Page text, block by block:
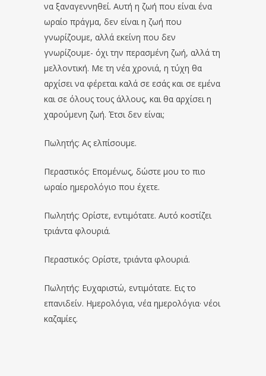
να ξαναγεννηθεί. Αυτή η ζωή που είναι ένα
ωραίο πράγμα, δεν είναι η ζωή που
γνωρίζουμε, αλλά εκείνη που δεν
γνωρίζουμε- όχι την περασμένη ζωή, αλλά τη
μελλοντική. Με τη νέα χρονιά, η τύχη θα
αρχίσει να φέρεται καλά σε εσάς και σε εμένα
και σε όλους τους άλλους, και θα αρχίσει η
χαρούμενη ζωή. Έτσι δεν είναι;
Πωλητής: Ας ελπίσουμε.
Περαστικός: Επομένως, δώστε μου το πιο
ωραίο ημερολόγιο που έχετε.
Πωλητής: Ορίστε, εντιμότατε. Αυτό κοστίζει
τριάντα φλουριά.
Περαστικός: Ορίστε, τριάντα φλουριά.
Πωλητής: Ευχαριστώ, εντιμότατε. Εις το
επανιδείν. Ημερολόγια, νέα ημερολόγια· νέοι
καζαμίες.